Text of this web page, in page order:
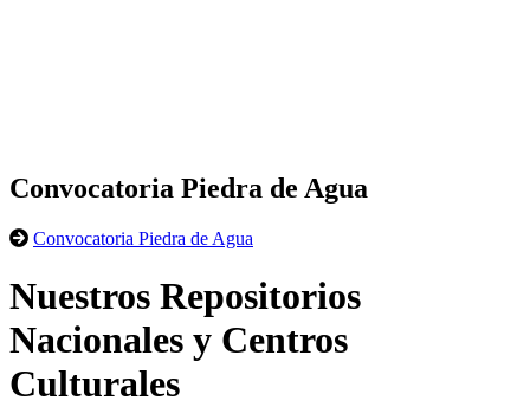
Convocatoria Piedra de Agua
Convocatoria Piedra de Agua
Nuestros Repositorios
Nacionales y Centros
Culturales